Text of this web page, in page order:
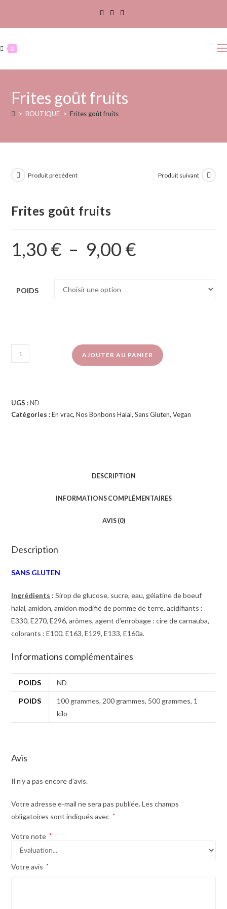
0
Frites goût fruits
> BOUTIQUE > Frites goût fruits
Produit précédent Produit suivant
Frites goût fruits
1,30 € – 9,00 €
POIDS
AJOUTER AU PANIER
UGS :ND
Catégories :En vrac,Nos Bonbons Halal, Sans Gluten, Vegan
DESCRIPTION
INFORMATIONS COMPLÉMENTAIRES
AVIS (0)
Description
SANS GLUTEN
Ingrédients : Sirop de glucose, sucre, eau, gélatine de boeuf
halal, amidon, amidon modifié de pomme de terre, acidifiants :
E330, E270, E296, arômes, agent d’enrobage : cire de carnauba,
colorants : E100, E163, E129, E133, E160a.
Informations complémentaires
POIDS ND
POIDS
100 grammes, 200 grammes, 500 grammes, 1
kilo
Avis
Il n’y a pas encore d’avis.
Votre adresse e-mail ne sera pas publiée. Les champs
obligatoires sont indiqués avec *
Votre note *
Votre avis *